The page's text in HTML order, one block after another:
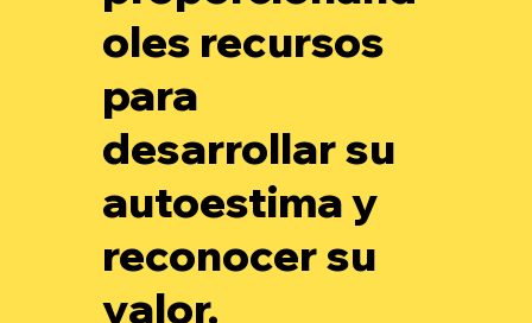
oles recursos
para
desarrollar su
autoestima y
reconocer su
valor.